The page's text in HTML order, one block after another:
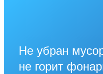
Не убран
не горит